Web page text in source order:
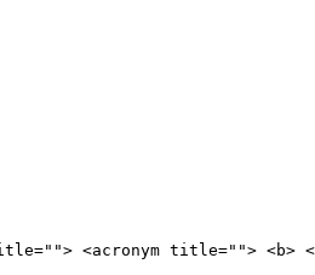
<acronym title=""> <b>